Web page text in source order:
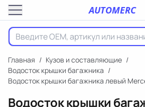
AUTOMERC
Главная / Кузов и составляющие /
Водосток крышки багажника /
Водосток крышки багажника левый
Водосток крышки